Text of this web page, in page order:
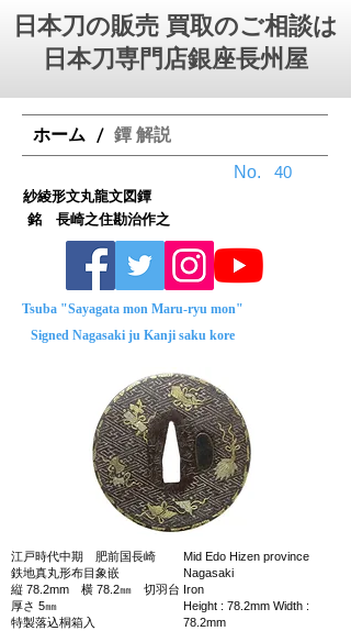
日本刀の販売 買取のご相談は
日本刀専門店銀座⻑州屋
ホーム / 鐔 解説
No.
銘 長崎之住勘治作之
Tsuba "Sayagata mon Maru-ryu mon"
Signed Nagasaki ju Kanji saku kore
江戸時代中期 肥前国長崎
鉄地真丸形布目象嵌
縦 78.2mm 横 78.2㎜ 切羽台
厚さ 5㎜
特製落込桐箱入
Mid Edo Hizen province
Nagasaki
Iron
Height : 78.2mm Width :
78.2mm
紗綾形文丸龍文図鐔
40